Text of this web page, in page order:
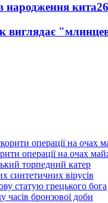
народження кита
виглядає
операції на очах
торпедний катер
синтетичних вірусів
статую грецького бога
часів бронзової доби